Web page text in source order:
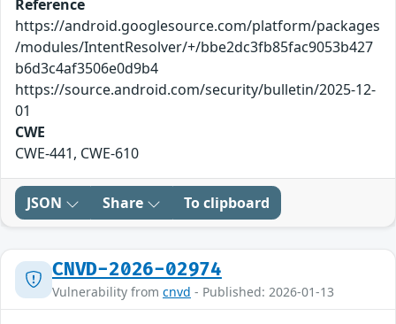
Reference
https://android.googlesource.com/platform/packages
/modules/IntentResolver/+/bbe2dc3fb85fac9053b427
b6d3c4af3506e0d9b4
https://source.android.com/security/bulletin/2025-12-
01
CWE
CWE-441, CWE-610
JSON Share To clipboard
CNVD-2026-02974
Vulnerability from cnvd - Published: 2026-01-13